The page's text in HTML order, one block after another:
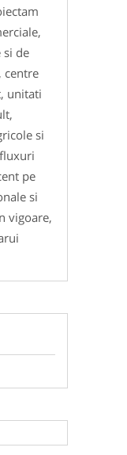
de
centre
unitati
si
pe
si
vigoare,